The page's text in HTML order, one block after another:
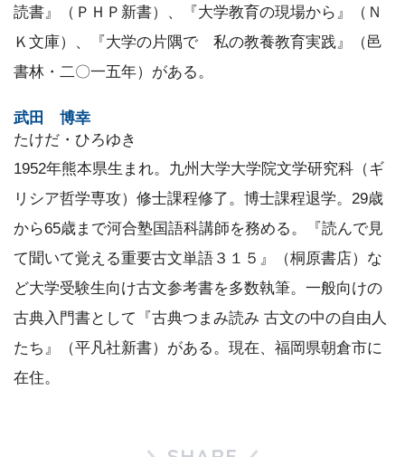
読書』（ＰＨＰ新書）、『大学教育の現場から』（Ｎ
Ｋ文庫）、『大学の片隅で 私の教養教育実践』（邑
書林・二〇一五年）がある。
武田 博幸
たけだ・ひろゆき
1952年熊本県生まれ。九州大学大学院文学研究科（ギ
リシア哲学専攻）修士課程修了。博士課程退学。29歳
から65歳まで河合塾国語科講師を務める。『読んで見
て聞いて覚える重要古文単語３１５』（桐原書店）な
ど大学受験生向け古文参考書を多数執筆。一般向けの
古典入門書として『古典つまみ読み 古文の中の自由人
たち』（平凡社新書）がある。現在、福岡県朝倉市に
在住。